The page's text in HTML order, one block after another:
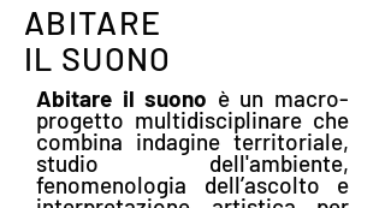
ABITARE
IL SUONO
Abitare il suono è un macro-
progetto multidisciplinare che
combina indagine territoriale,
studio dell'ambiente,
fenomenologia dell’ascolto e